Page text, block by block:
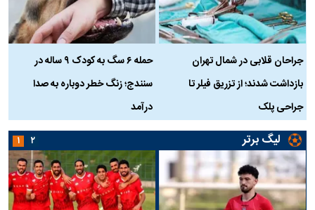
جراحان قلابی در شمال تهران
بازداشت شدند؛ از تزریق فیلر تا
جراحی پلک
حمله ۶ سگ به کودک ۹ ساله در
سنندج؛ زنگ خطر دوباره به صدا
درآمد
لیگ برتر ۱ ۲